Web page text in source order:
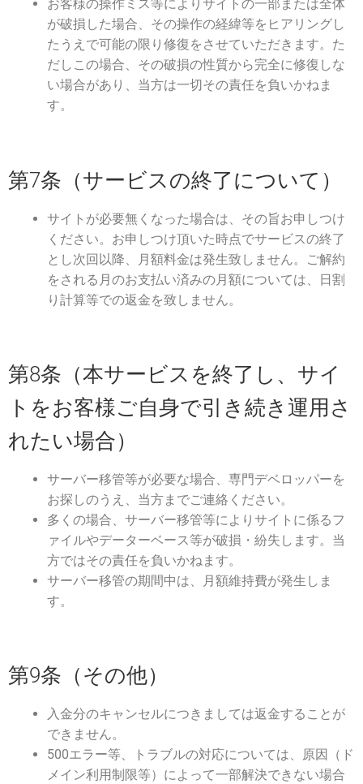
お客様の操作ミス等によりサイトの一部または全体
が破損した場合、その操作の経緯等をヒアリングし
たうえで可能の限り修復をさせていただきます。た
だしこの場合、その破損の性質から完全に修復しな
い場合があり、当方は一切その責任を負いかねま
す。
第7条（サービスの終了について）
サイトが必要無くなった場合は、その旨お申しつけ
ください。お申しつけ頂いた時点でサービスの終了
とし次回以降、月額料金は発生致しません。ご解約
をされる月のお支払い済みの月額については、日割
り計算等での返金を致しません。
第8条（本サービスを終了し、サイ
トをお客様ご自身で引き続き運用さ
れたい場合）
サーバー移管等が必要な場合、専門デベロッパーを
お探しのうえ、当方までご連絡ください。
多くの場合、サーバー移管等によりサイトに係るフ
ァイルやデーターベース等が破損・紛失します。当
方ではその責任を負いかねます。
サーバー移管の期間中は、月額維持費が発生しま
す。
第9条（その他）
入金分のキャンセルにつきましては返金することが
できません。
500エラー等、トラブルの対応については、原因（ド
メイン利用制限等）によって一部解決できない場合